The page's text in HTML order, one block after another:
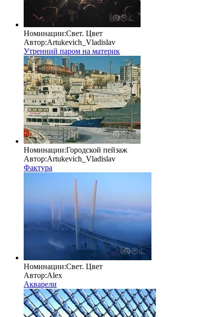
Номинации:Свет. Цвет
Автор:Artukevich_Vladislav
Утренний паром на материк
Номинации:Городской пейзаж
Автор:Artukevich_Vladislav
Фактура
Номинации:Свет. Цвет
Автор:Alex
Акварели